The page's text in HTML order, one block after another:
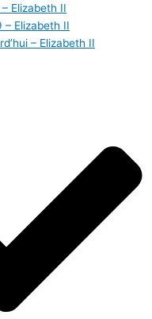
Elizabeth II
Elizabeth II
– Elizabeth II